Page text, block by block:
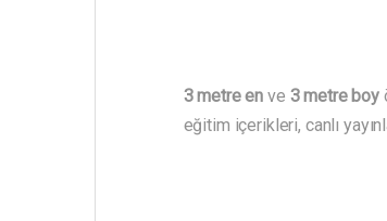
3 metre en ve 3 metre boy
eğitim içerikleri, canlı